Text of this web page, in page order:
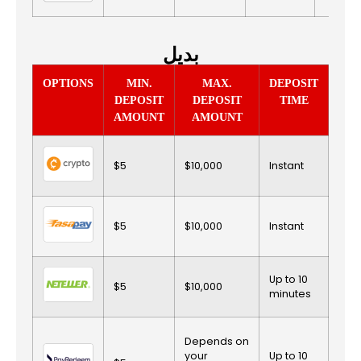
بديل
OPTIONS
MIN.
DEPOSIT
AMOUNT
MAX.
DEPOSIT
AMOUNT
DEPOSIT
TIME
$5 $10,000 Instant
$5 $10,000 Instant
$5 $10,000
Up to 10
minutes
Depends on
your
Up to 10